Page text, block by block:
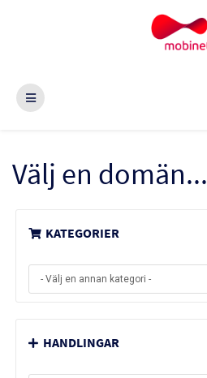
Välj en domän...
KATEGORIER
HANDLINGAR